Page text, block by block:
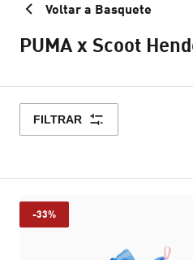
Voltar a Basquete
PUMA x Scoot
FILTRAR
-33%